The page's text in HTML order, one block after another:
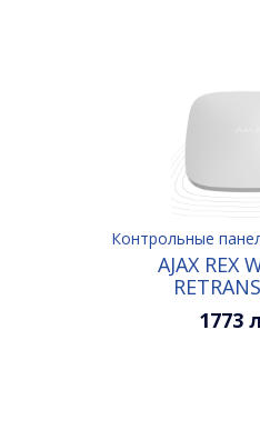
Контрольные
AJAX REX
1773